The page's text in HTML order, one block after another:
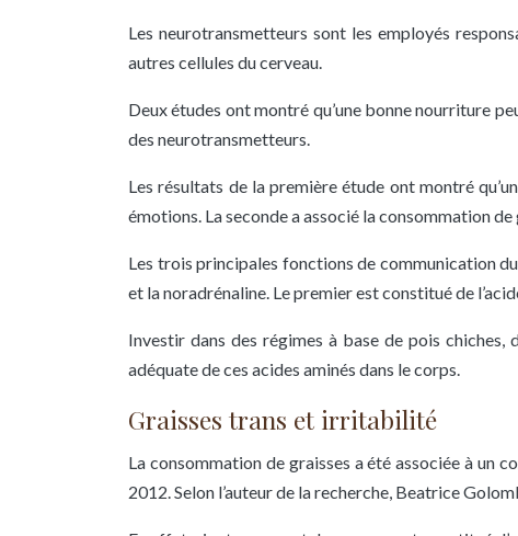
Les neurotransmetteurs sont les employés
autres cellules du cerveau.
Deux études ont montré qu’une bonne nourriture
des neurotransmetteurs.
Les résultats de la première étude ont montré
émotions. La seconde a associé la consommation
Les trois principales fonctions de communication
et la noradrénaline. Le premier est constitué de
Investir dans des régimes à base de pois
adéquate de ces acides aminés dans le corps.
Graisses trans et irritabilité
La consommation de graisses a été associée à un
2012. Selon l’auteur de la recherche, Beatrice